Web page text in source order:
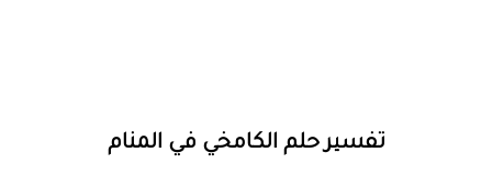
تفسير حلم الكامخي في المنام